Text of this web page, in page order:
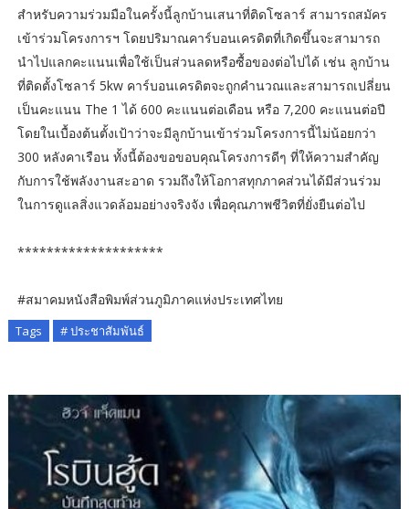
สำหรับความร่วมมือในครั้งนี้ลูกบ้านเสนาที่ติดโซลาร์ สามารถสมัคร
เข้าร่วมโครงการฯ โดยปริมาณคาร์บอนเครดิตที่เกิดขึ้นจะสามารถ
นำไปแลกคะแนนเพื่อใช้เป็นส่วนลดหรือซื้อของต่อไปได้ เช่น ลูกบ้าน
ที่ติดตั้งโซลาร์ 5kw คาร์บอนเครดิตจะถูกคำนวณและสามารถเปลี่ยน
เป็นคะแนน The 1 ได้ 600 คะแนนต่อเดือน หรือ 7,200 คะแนนต่อปี
โดยในเบื้องต้นตั้งเป้าว่าจะมีลูกบ้านเข้าร่วมโครงการนี้ไม่น้อยกว่า
300 หลังคาเรือน ทั้งนี้ต้องขอขอบคุณโครงการดีๆ ที่ให้ความสำคัญ
กับการใช้พลังงานสะอาด รวมถึงให้โอกาสทุกภาคส่วนได้มีส่วนร่วม
ในการดูแลสิ่งแวดล้อมอย่างจริงจัง เพื่อคุณภาพชีวิตที่ยั่งยืนต่อไป
********************
#สมาคมหนังสือพิมพ์ส่วนภูมิภาคแห่งประเทศไทย
Tags # ประชาสัมพันธ์